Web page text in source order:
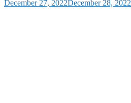
December 27, 2022December 28, 2022